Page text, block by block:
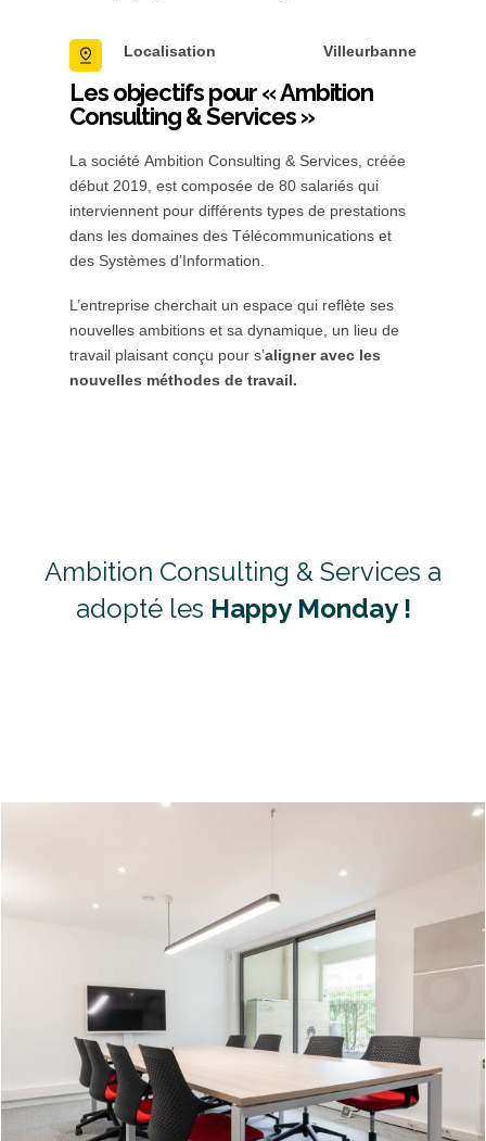
Localisation Villeurbanne
Les objectifs pour « Ambition
Consulting & Services »
La société Ambition Consulting & Services, créée
début 2019, est composée de 80 salariés qui
interviennent pour différents types de prestations
dans les domaines des Télécommunications et
des Systèmes d’Information.
L’entreprise cherchait un espace qui reflète ses
nouvelles ambitions et sa dynamique, un lieu de
travail plaisant conçu pour s’aligner avec les
nouvelles méthodes de travail.
Ambition Consulting & Services a
adopté les Happy Monday !